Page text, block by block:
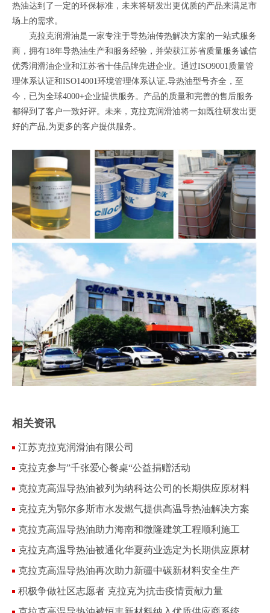
热油达到了一定的环保标准，未来将研发出更优质的产品来满足市
场上的需求。
克拉克润滑油是一家专注于导热油传热解决方案的一站式服务
商，拥有18年导热油生产和服务经验，并荣获江苏省质量服务诚信
优秀润滑油企业和江苏省十佳品牌先进企业。通过ISO9001质量管
理体系认证和ISO14001环境管理体系认证,导热油型号齐全，至
今，已为全球4000+企业提供服务。产品的质量和完善的售后服务
都得到了客户一致好评。未来，克拉克润滑油将一如既往研发出更
好的产品,为更多的客户提供服务。
相关资讯
江苏克拉克润滑油有限公司
克拉克参与”千张爱心餐桌“公益捐赠活动
克拉克高温导热油被列为纳科达公司的长期供应原材料
供货商
克拉克为鄂尔多斯市水发燃气提供高温导热油解决方案
克拉克高温导热油助力海南和微隆建筑工程顺利施工
克拉克高温导热油被通化华夏药业选定为长期供应原材
料克拉克高温导热油再次助力新疆中碳新材料安全生产
积极争做社区志愿者 克拉克为抗击疫情贡献力量